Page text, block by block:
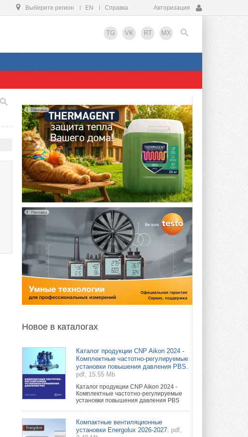
Выберите регион EN Справка Авторизация
TG VK RT MX
EN
Реклама
Реклама
Новое в каталогах
Каталог продукции CNP Aikon 2024 -
Комплектные частотно-регулируемые
установки повышения давления PBS.
pdf, 15.55 Mb
Каталог продукции CNP Aikon 2024 -
Комплектные частотно-регулируемые
установки повышения давления PBS
Компактные вентиляционные
установки Energolux 2026-2027. pdf,